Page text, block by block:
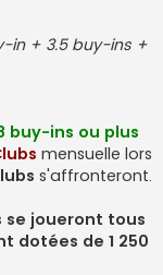
in + 3.5 buy-ins +
buy-ins ou plus
mensuelle lors
s'affronteront.
se joueront tous
dotées de 1 250